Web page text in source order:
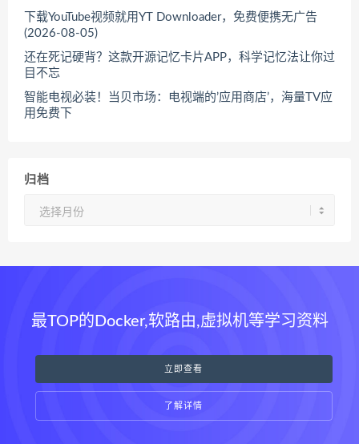
下载YouTube视频就用YT Downloader，免费便携无广告
(2026-08-05)
还在死记硬背？这款开源记忆卡片APP，科学记忆法让你过
目不忘
智能电视必装！当贝市场：电视端的’应用商店’，海量TV应
用免费下
归档
最TOP的Docker,软路由,虚拟机等学习资料
立即查看
了解详情